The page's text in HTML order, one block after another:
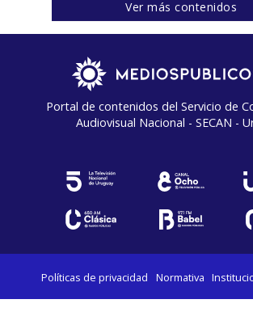
Ver más contenidos
Portal de contenidos del Servicio de
Audiovisual Nacional - SECAN -
Políticas de privacidad Normativa